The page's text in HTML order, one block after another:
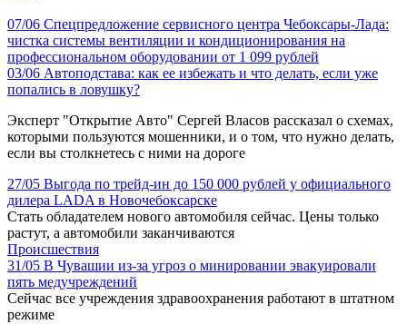
07/06 Спецпредложение сервисного центра Чебоксары-Лада:
чистка системы вентиляции и кондиционирования на
профессиональном оборудовании от 1 099 рублей
03/06 Автоподстава: как ее избежать и что делать, если уже
попались в ловушку?
Эксперт "Открытие Авто" Сергей Власов рассказал о схемах,
которыми пользуются мошенники, и о том, что нужно делать,
если вы столкнетесь с ними на дороге
27/05 Выгода по трейд-ин до 150 000 рублей у официального
дилера LADA в Новочебоксарске
Стать обладателем нового автомобиля сейчас. Цены только
растут, а автомобили заканчиваются
Происшествия
31/05 В Чувашии из-за угроз о минировании эвакуировали
пять медучреждений
Сейчас все учреждения здравоохранения работают в штатном
режиме